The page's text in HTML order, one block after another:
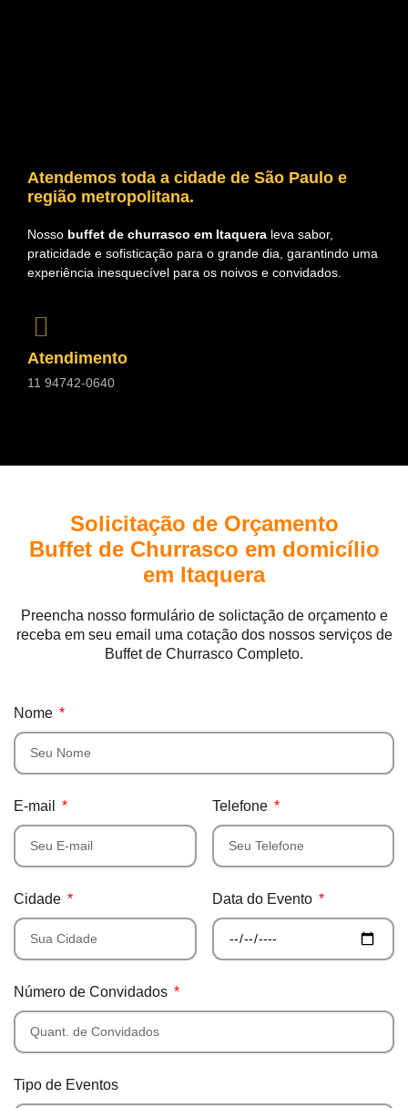
Atendemos toda a cidade de São Paulo e
região metropolitana.
Nosso buffet de churrasco em Itaquera leva sabor,
praticidade e sofisticação para o grande dia, garantindo uma
experiência inesquecível para os noivos e convidados.
Atendimento
11 94742-0640
Solicitação de Orçamento
Buffet de Churrasco em domicílio
em Itaquera
Preencha nosso formulário de solictação de orçamento e
receba em seu email uma cotação dos nossos serviços de
Buffet de Churrasco Completo.
Nome
E-mail Telefone
Cidade Data do Evento
Número de Convidados
Tipo de Eventos